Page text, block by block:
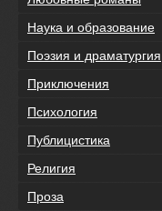
Наука и образование
Поэзия и драматургия
Приключения
Психология
Публицистика
Религия
Проза